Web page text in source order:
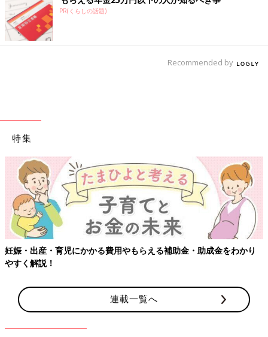
PR(くらしの話題)
Recommended by
特集
妊娠・出産・育児にかかる費用やもらえる補助金・助成金をわかり
やすく解説！
連載一覧へ